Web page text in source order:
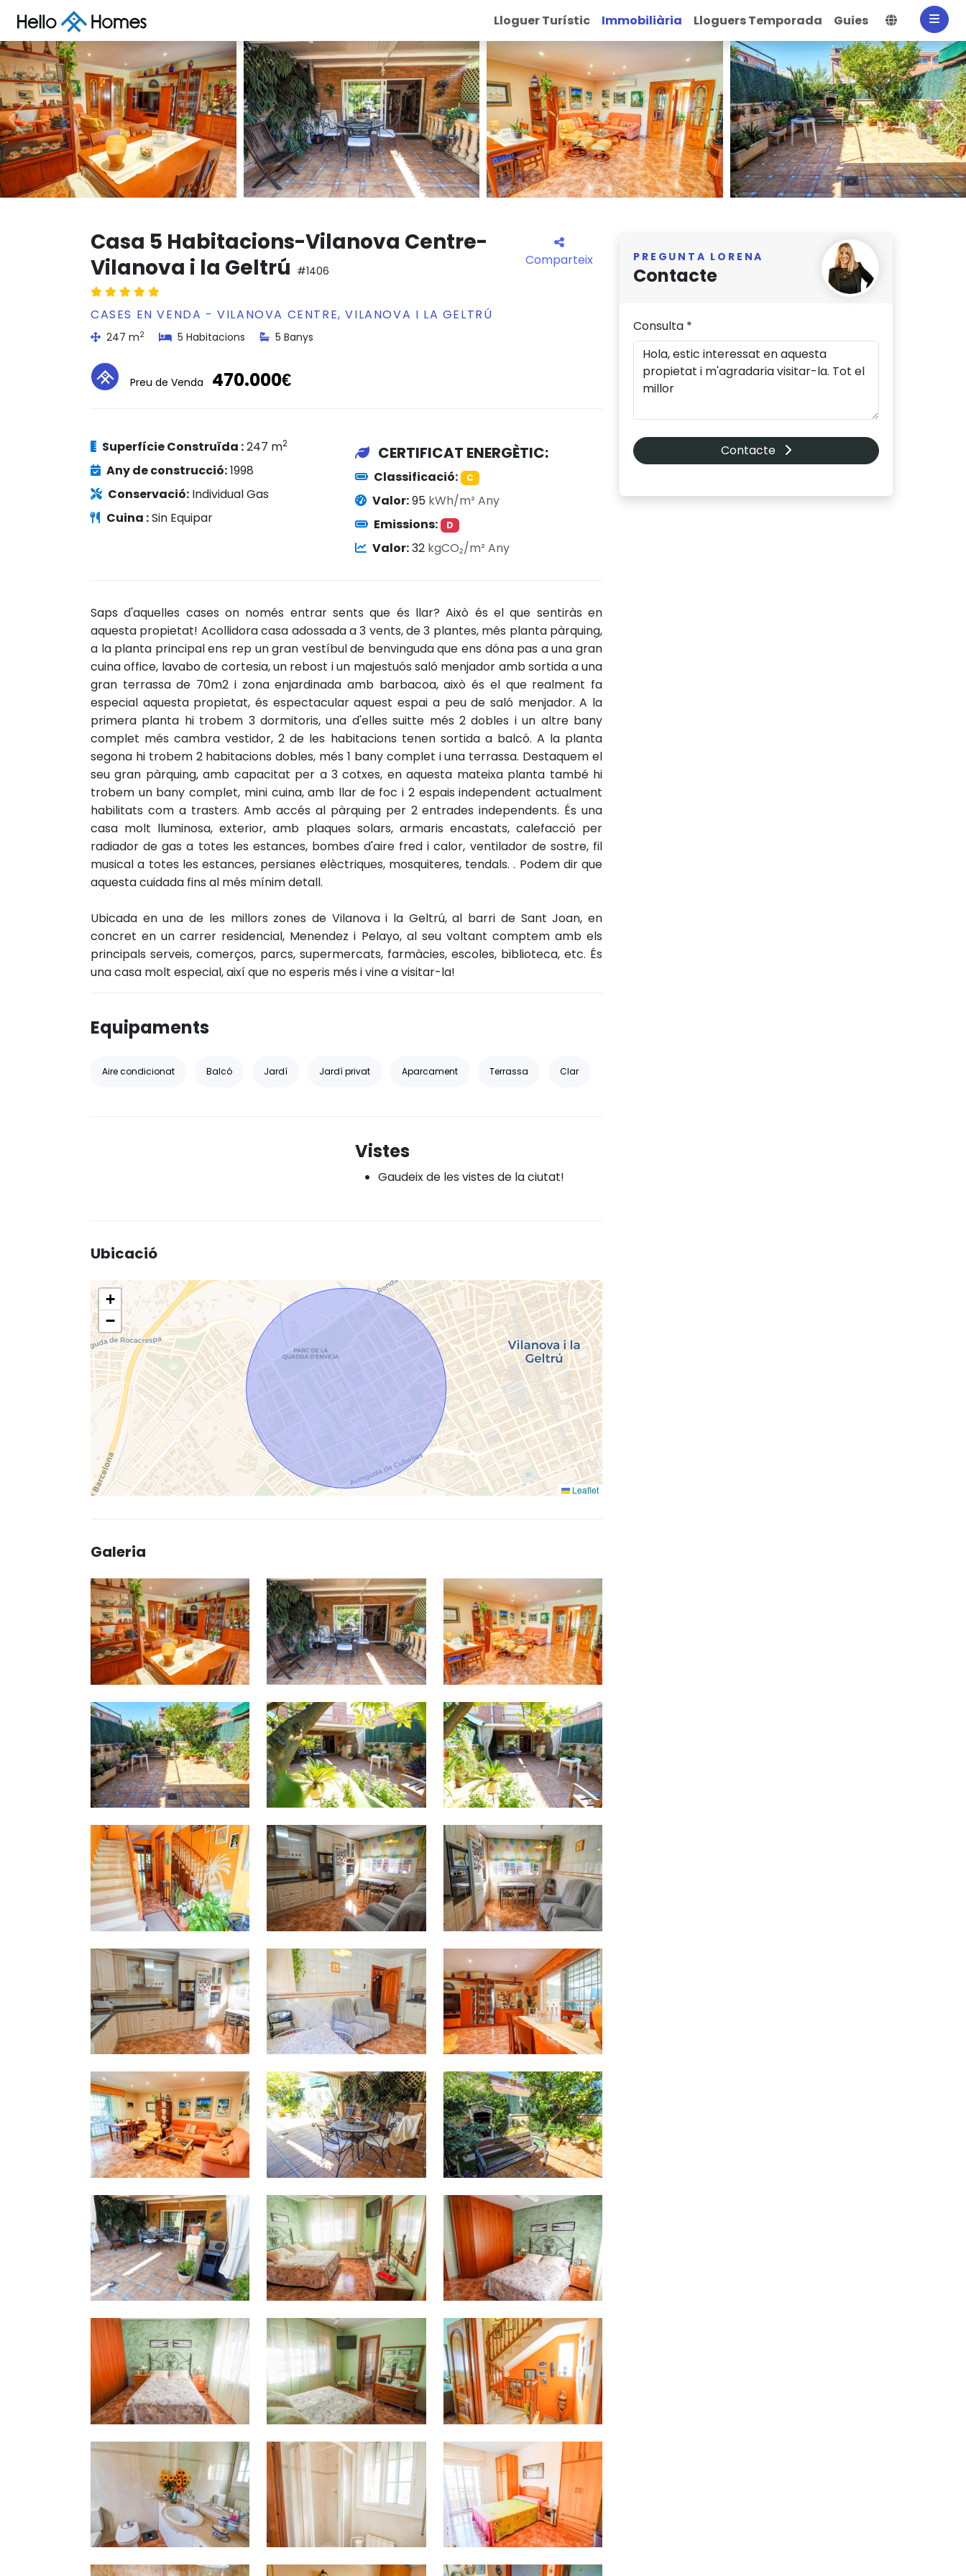
Lloguer Turístic Immobiliària Lloguers Temporada Guies
Casa 5 Habitacions-Vilanova Centre-
Vilanova i la Geltrú #1406
CASES EN VENDA - VILANOVA CENTRE, VILANOVA I LA GELTRÚ
247 m2 5 Habitacions 5 Banys
Preu de Venda 470.000€
Comparteix
Superfície Construïda :247 m2
Any de construcció:1998
Conservació: Individual Gas
Cuina :Sin Equipar
CERTIFICAT ENERGÈTIC:
Classificació: C
Valor:95 kWh/m² Any
Emissions:
D
Valor:32 kgCO₂/m² Any
Saps d'aquelles cases on només entrar sents que és llar? Això és el que sentiràs en
aquesta propietat! Acollidora casa adossada a 3 vents, de 3 plantes, més planta pàrquing,
a la planta principal ens rep un gran vestíbul de benvinguda que ens dóna pas a una gran
cuina office, lavabo de cortesia, un rebost i un majestuós saló menjador amb sortida a una
gran terrassa de 70m2 i zona enjardinada amb barbacoa, això és el que realment fa
especial aquesta propietat, és espectacular aquest espai a peu de saló menjador. A la
primera planta hi trobem 3 dormitoris, una d'elles suitte més 2 dobles i un altre bany
complet més cambra vestidor, 2 de les habitacions tenen sortida a balcó. A la planta
segona hi trobem 2 habitacions dobles, més 1 bany complet i una terrassa. Destaquem el
seu gran pàrquing, amb capacitat per a 3 cotxes, en aquesta mateixa planta també hi
trobem un bany complet, mini cuina, amb llar de foc i 2 espais independent actualment
habilitats com a trasters. Amb accés al pàrquing per 2 entrades independents. És una
casa molt lluminosa, exterior, amb plaques solars, armaris encastats, calefacció per
radiador de gas a totes les estances, bombes d'aire fred i calor, ventilador de sostre, fil
musical a totes les estances, persianes elèctriques, mosquiteres, tendals. . Podem dir que
aquesta cuidada fins al més mínim detall.
Ubicada en una de les millors zones de Vilanova i la Geltrú, al barri de Sant Joan, en
concret en un carrer residencial, Menendez i Pelayo, al seu voltant comptem amb els
principals serveis, comerços, parcs, supermercats, farmàcies, escoles, biblioteca, etc. És
una casa molt especial, així que no esperis més i vine a visitar-la!
Equipaments
Aire condicionat Balcó Jardí Jardí privat Aparcament Terrassa Clar
Vistes
Gaudeix de les vistes de la ciutat!
Ubicació
+
−
Leaflet
Galeria
PREGUNTA LORENA
Contacte
Consulta *
Contacte